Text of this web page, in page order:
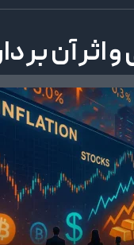
اثر آن بر